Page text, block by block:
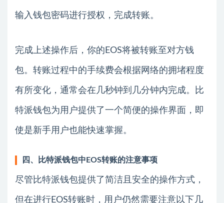
输入钱包密码进行授权，完成转账。
完成上述操作后，你的EOS将被转账至对方钱
包。转账过程中的手续费会根据网络的拥堵程度
有所变化，通常会在几秒钟到几分钟内完成。比
特派钱包为用户提供了一个简便的操作界面，即
使是新手用户也能快速掌握。
四、比特派钱包中EOS转账的注意事项
尽管比特派钱包提供了简洁且安全的操作方式，
但在进行EOS转账时，用户仍然需要注意以下几